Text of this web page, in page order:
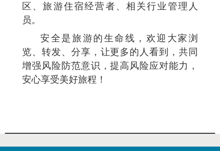
区、旅游住宿经营者、相关行业管理人
员。
安全是旅游的生命线，欢迎大家浏
览、转发、分享，让更多的人看到，共同
增强风险防范意识，提高风险应对能力，
安心享受美好旅程！